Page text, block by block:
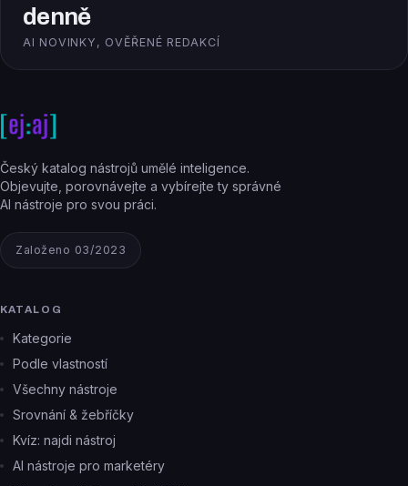
denně
AI NOVINKY, OVĚŘENÉ REDAKCÍ
Český katalog nástrojů umělé inteligence.
Objevujte, porovnávejte a vybírejte ty správné
AI nástroje pro svou práci.
Založeno 03/2023
KATALOG
Kategorie
Podle vlastností
Všechny nástroje
Srovnání & žebříčky
Kvíz: najdi nástroj
AI nástroje pro marketéry